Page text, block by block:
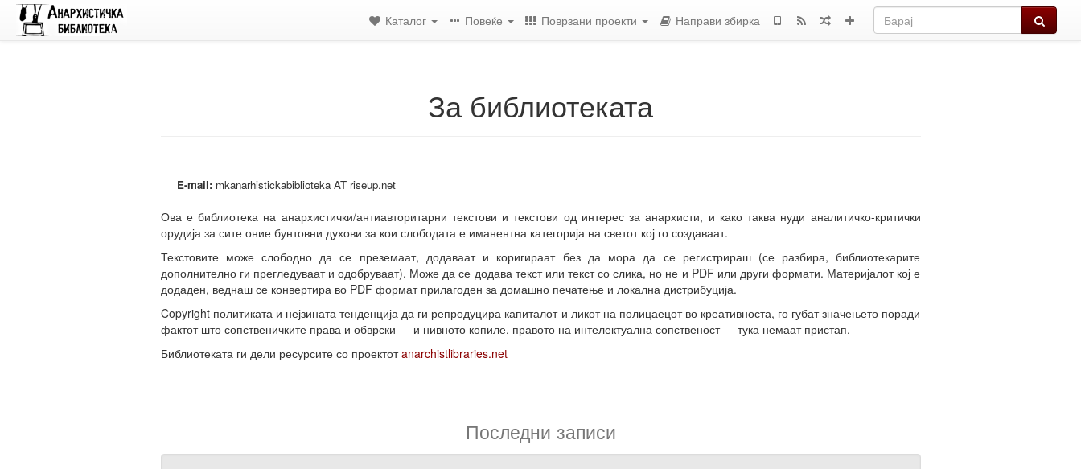
Барај
Каталог Повеќе Поврзани проекти Направи збирка
За библиотеката
E-mail:mkanarhistickabiblioteka AT riseup.net
Ова е библиотека на анархистички/антиавторитарни текстови и текстови од интерес за анархисти, и како таква нуди аналитичко-критички
орудија за сите оние бунтовни духови за кои слободата е иманентна категорија на светот кој го создаваат.
Текстовите може слободно да се преземаат, додаваат и коригираат без да мора да се регистрираш (се разбира, библиотекарите
дополнително ги прегледуваат и одобруваат). Може да се додава текст или текст со слика, но не и PDF или други формати. Материјалот кој е
додаден, веднаш се конвертира во PDF формат прилагоден за домашно печатење и локална дистрибуција.
Copyright политиката и нејзината тенденција да ги репродуцира капиталот и ликот на полицаецот во креативноста, го губат значењето поради
фактот што сопственичките права и обврски — и нивното копиле, правото на интелектуална сопственост — тука немаат пристап.
Библиотеката ги дели ресурсите со проектотanarchistlibraries.net
Последни записи